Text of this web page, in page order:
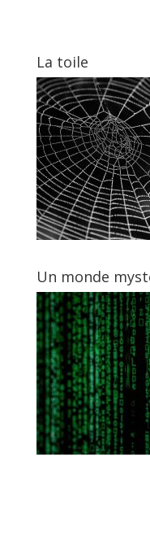
relation client
La toile
Un monde